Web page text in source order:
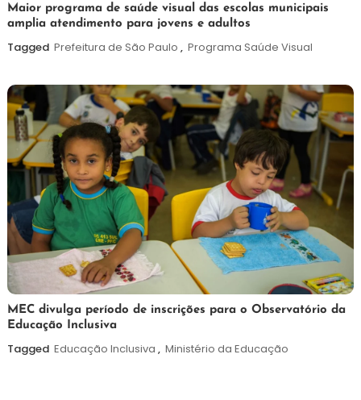
7
de
agosto
Maurilio
Maior programa de saúde visual das escolas municipais
amplia atendimento para jovens e adultos
Tagged Prefeitura de São Paulo , Programa Saúde Visual
7
de
agosto
Maurilio
MEC divulga período de inscrições para o Observatório da
Educação Inclusiva
Tagged Educação Inclusiva , Ministério da Educação